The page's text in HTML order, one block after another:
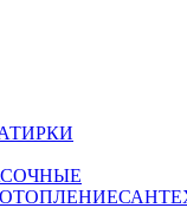
ОТОПЛЕНИЕ